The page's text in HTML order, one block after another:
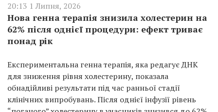
20:13 1 Липня, 2026
Нова генна терапія знизила холестерин на
62% після однієї процедури: ефект триває
понад рік
Експериментальна генна терапія, яка редагує ДНК
для зниження рівня холестерину, показала
обнадійливі результати під час ранньої стадії
клінічних випробувань. Після однієї інфузії рівень